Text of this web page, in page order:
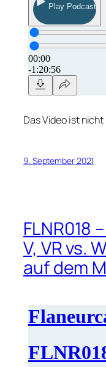
Das Video ist
9. September 2021
FLNR018
V, VR vs.
auf dem